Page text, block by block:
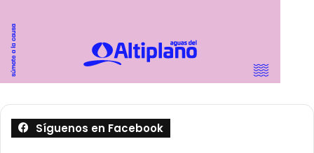
Síguenos en Facebook